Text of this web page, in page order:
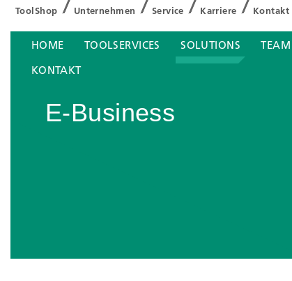
ToolShop Unternehmen Service Karriere Kontakt
HOME TOOLSERVICES SOLUTIONS TEAM
KONTAKT
E-Business